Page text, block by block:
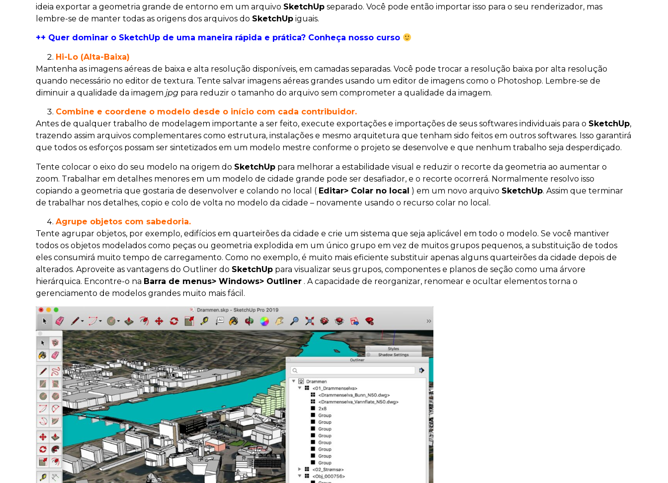
ideia exportar a geometria grande de entorno em um arquivo SketchUp separado. Você pode então importar isso para o seu renderizador, mas
lembre-se de manter todas as origens dos arquivos do SketchUp iguais.
++ Quer dominar o SketchUp de uma maneira rápida e prática? Conheça nosso curso
Hi-Lo (Alta-Baixa)
Mantenha as imagens aéreas de baixa e alta resolução disponíveis, em camadas separadas. Você pode trocar a resolução baixa por alta resolução
quando necessário no editor de textura. Tente salvar imagens aéreas grandes usando um editor de imagens como o Photoshop. Lembre-se de
diminuir a qualidade da imagem jpg para reduzir o tamanho do arquivo sem comprometer a qualidade da imagem.
Combine e coordene o modelo desde o início com cada contribuidor.
Antes de qualquer trabalho de modelagem importante a ser feito, execute exportações e importações de seus softwares individuais para o SketchUp,
trazendo assim arquivos complementares como estrutura, instalações e mesmo arquitetura que tenham sido feitos em outros softwares. Isso garantirá
que todos os esforços possam ser sintetizados em um modelo mestre conforme o projeto se desenvolve e que nenhum trabalho seja desperdiçado.
Tente colocar o eixo do seu modelo na origem do SketchUp para melhorar a estabilidade visual e reduzir o recorte da geometria ao aumentar o
zoom. Trabalhar em detalhes menores em um modelo de cidade grande pode ser desafiador, e o recorte ocorrerá. Normalmente resolvo isso
copiando a geometria que gostaria de desenvolver e colando no local ( Editar> Colar no local ) em um novo arquivo SketchUp. Assim que terminar
de trabalhar nos detalhes, copio e colo de volta no modelo da cidade – novamente usando o recurso colar no local.
Agrupe objetos com sabedoria.
Tente agrupar objetos, por exemplo, edifícios em quarteirões da cidade e crie um sistema que seja aplicável em todo o modelo. Se você mantiver
todos os objetos modelados como peças ou geometria explodida em um único grupo em vez de muitos grupos pequenos, a substituição de todos
eles consumirá muito tempo de carregamento. Como no exemplo, é muito mais eficiente substituir apenas alguns quarteirões da cidade depois de
alterados. Aproveite as vantagens do Outliner do SketchUp para visualizar seus grupos, componentes e planos de seção como uma árvore
hierárquica. Encontre-o na Barra de menus> Windows> Outliner . A capacidade de reorganizar, renomear e ocultar elementos torna o
gerenciamento de modelos grandes muito mais fácil.